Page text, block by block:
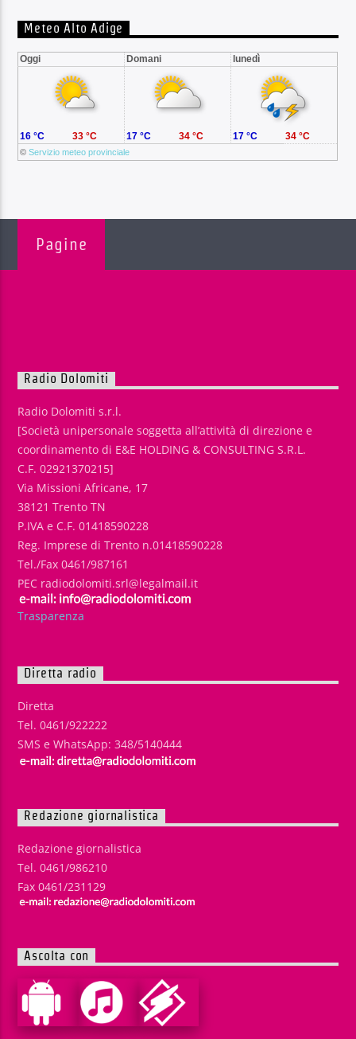
Meteo Alto Adige
Oggi Domani lunedì
©Servizio meteo provinciale
16 °C 33 °C 17 °C 34 °C 17 °C 34 °C
Pagine
Radio Dolomiti
Radio Dolomiti s.r.l.
[Società unipersonale soggetta all’attività di direzione e
coordinamento di E&E HOLDING & CONSULTING S.R.L.
C.F. 02921370215]
Via Missioni Africane, 17
38121 Trento TN
P.IVA e C.F. 01418590228
Reg. Imprese di Trento n.01418590228
Tel./Fax 0461/987161
PEC radiodolomiti.srl@legalmail.it
Trasparenza
Diretta radio
Diretta
Tel. 0461/922222
SMS e WhatsApp: 348/5140444
Redazione giornalistica
Redazione giornalistica
Tel. 0461/986210
Fax 0461/231129
Ascolta con